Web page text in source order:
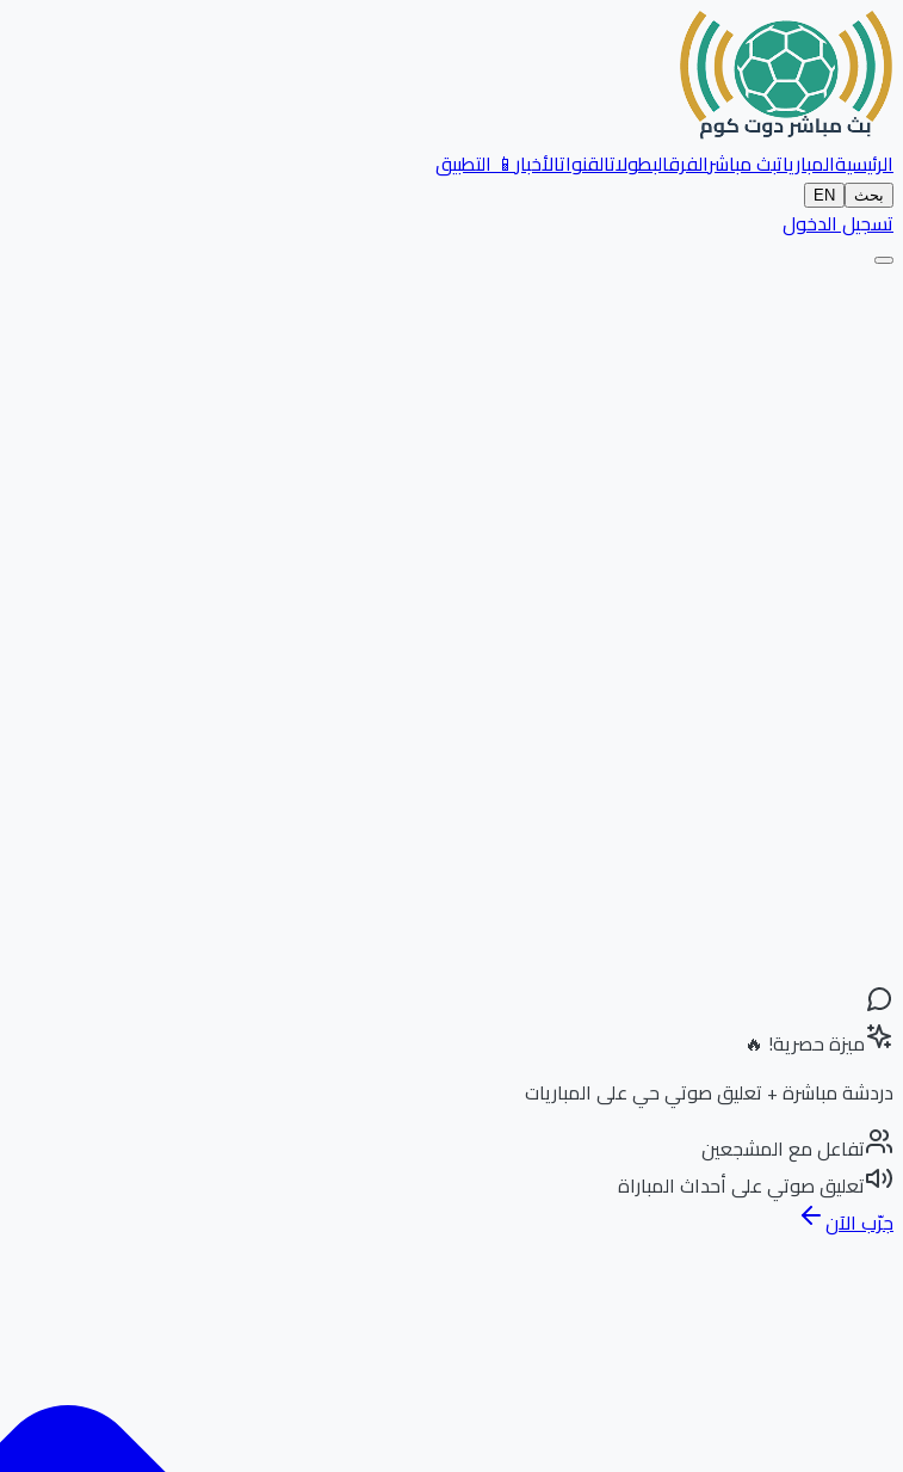
الرئيسيةالمبارياتبث مباشرالفرقالبطولاتالقنواتالأخبار📱 التطبيق
بحث EN
تسجيل الدخول
ميزة حصرية! 🔥
دردشة مباشرة + تعليق صوتي حي على المباريات
تفاعل مع المشجعين
تعليق صوتي على أحداث المباراة
جرّب الآن